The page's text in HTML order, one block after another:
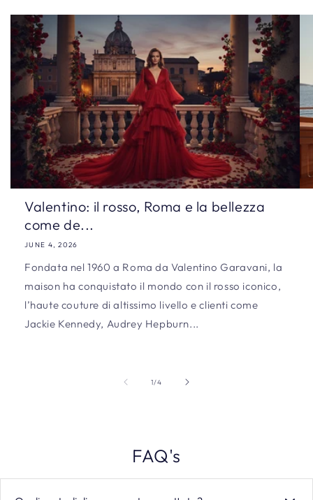
Valentino: il rosso, Roma e la bellezza
come de...
JUNE 4, 2026
Fondata nel 1960 a Roma da Valentino Garavani, la
maison ha conquistato il mondo con il rosso iconico,
l’haute couture di altissimo livello e clienti come
Jackie Kennedy, Audrey Hepburn...
1/of
4
FAQ's